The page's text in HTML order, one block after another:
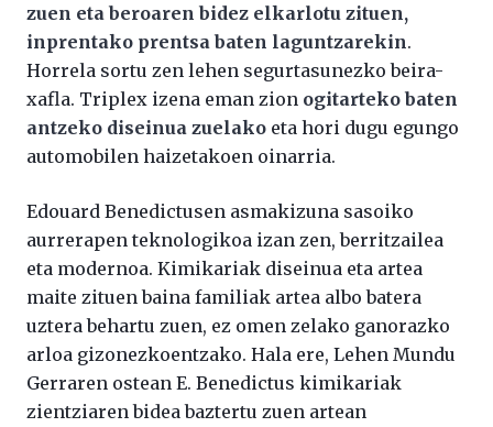
zuen eta beroaren bidez elkarlotu zituen,
inprentako prentsa baten laguntzarekin.
Horrela sortu zen lehen segurtasunezko beira-
xafla. Triplex izena eman zion ogitarteko baten
antzeko diseinua zuelako eta hori dugu egungo
automobilen haizetakoen oinarria.
Edouard Benedictusen asmakizuna sasoiko
aurrerapen teknologikoa izan zen, berritzailea
eta modernoa. Kimikariak diseinua eta artea
maite zituen baina familiak artea albo batera
uztera behartu zuen, ez omen zelako ganorazko
arloa gizonezkoentzako. Hala ere, Lehen Mundu
Gerraren ostean E. Benedictus kimikariak
zientziaren bidea baztertu zuen artean